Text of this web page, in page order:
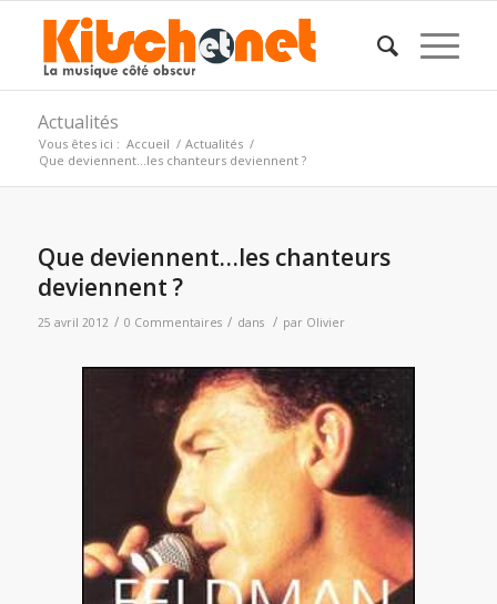
Actualités
Vous êtes ici : Accueil / Actualités /
Que deviennent…les chanteurs deviennent ?
Que deviennent…les chanteurs
deviennent ?
25 avril 2012 / 0 Commentaires / dans / par Olivier